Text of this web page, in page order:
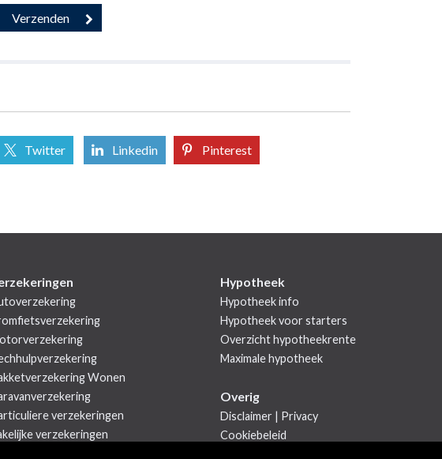
Twitter Linkedin Pinterest
Wonen
verzekeringen
verzekeringen
Hypotheek
Hypotheek info
Hypotheek voor starters
Overzicht hypotheekrente
Maximale hypotheek
Overig
Disclaimer | Privacy
Cookiebeleid